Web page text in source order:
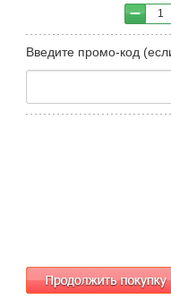
1
Введите промо-код